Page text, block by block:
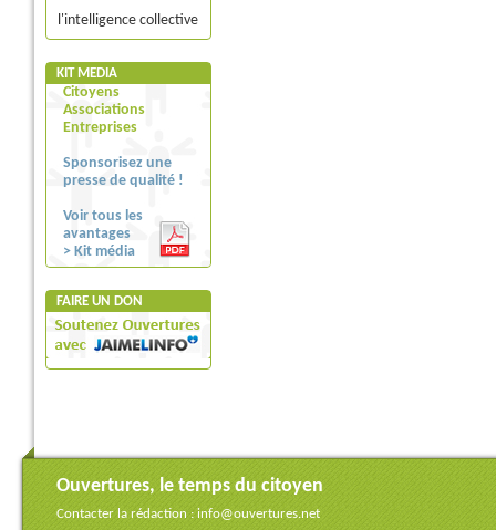
l'intelligence collective
KIT MEDIA
Citoyens
Associations
Entreprises
Sponsorisez une
presse de qualité !
Voir tous les
avantages
> Kit média
FAIRE UN DON
Ouvertures, le temps du citoyen
Contacter la rédaction : info@ouvertures.net